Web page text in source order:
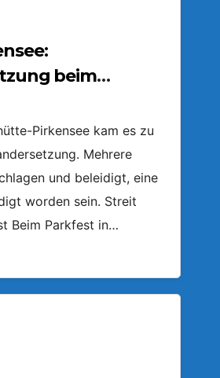
beim
Pirkensee kam es zu
Mehrere
und beleidigt, eine
worden sein. Streit
Beim Parkfest in…